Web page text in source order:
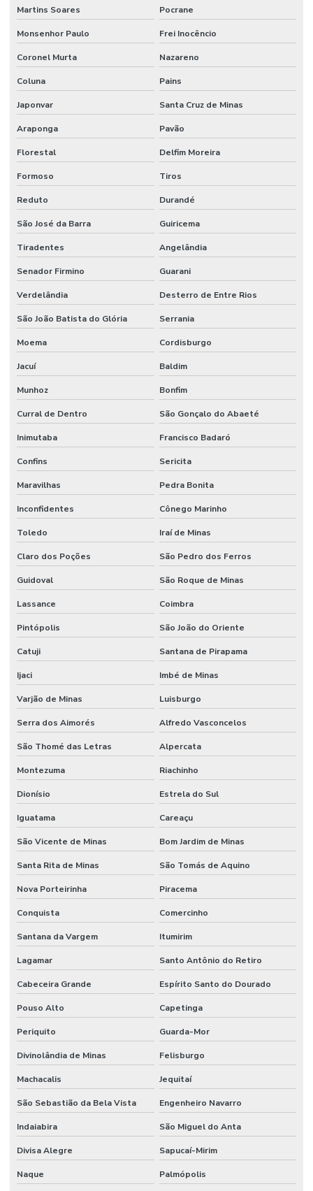
Martins Soares Pocrane
Monsenhor Paulo Frei Inocêncio
Coronel Murta Nazareno
Coluna Pains
Japonvar Santa Cruz de Minas
Araponga Pavão
Florestal Delfim Moreira
Formoso Tiros
Reduto Durandé
São José da Barra Guiricema
Tiradentes Angelândia
Senador Firmino Guarani
Verdelândia Desterro de Entre Rios
São João Batista do Glória Serrania
Moema Cordisburgo
Jacuí Baldim
Munhoz Bonfim
Curral de Dentro São Gonçalo do Abaeté
Inimutaba Francisco Badaró
Confins Sericita
Maravilhas Pedra Bonita
Inconfidentes Cônego Marinho
Toledo Iraí de Minas
Claro dos Poções São Pedro dos Ferros
Guidoval São Roque de Minas
Lassance Coimbra
Pintópolis São João do Oriente
Catuji Santana de Pirapama
Ijaci Imbé de Minas
Varjão de Minas Luisburgo
Serra dos Aimorés Alfredo Vasconcelos
São Thomé das Letras Alpercata
Montezuma Riachinho
Dionísio Estrela do Sul
Iguatama Careaçu
São Vicente de Minas Bom Jardim de Minas
Santa Rita de Minas São Tomás de Aquino
Nova Porteirinha Piracema
Conquista Comercinho
Santana da Vargem Itumirim
Lagamar Santo Antônio do Retiro
Cabeceira Grande Espírito Santo do Dourado
Pouso Alto Capetinga
Periquito Guarda-Mor
Divinolândia de Minas Felisburgo
Machacalis Jequitaí
São Sebastião da Bela Vista Engenheiro Navarro
Indaiabira São Miguel do Anta
Divisa Alegre Sapucaí-Mirim
Naque Palmópolis